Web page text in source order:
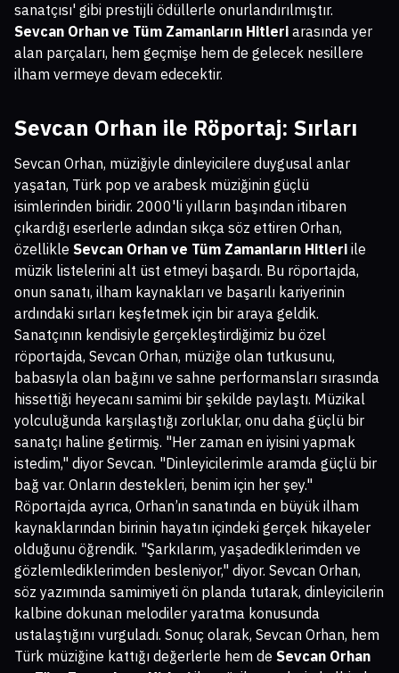
sanatçısı' gibi prestijli ödüllerle onurlandırılmıştır.
Sevcan Orhan ve Tüm Zamanların Hitleri arasında yer
alan parçaları, hem geçmişe hem de gelecek nesillere
ilham vermeye devam edecektir.
Sevcan Orhan ile Röportaj: Sırları
Sevcan Orhan, müziğiyle dinleyicilere duygusal anlar
yaşatan, Türk pop ve arabesk müziğinin güçlü
isimlerinden biridir. 2000'li yılların başından itibaren
çıkardığı eserlerle adından sıkça söz ettiren Orhan,
özellikle Sevcan Orhan ve Tüm Zamanların Hitleri ile
müzik listelerini alt üst etmeyi başardı. Bu röportajda,
onun sanatı, ilham kaynakları ve başarılı kariyerinin
ardındaki sırları keşfetmek için bir araya geldik.
Sanatçının kendisiyle gerçekleştirdiğimiz bu özel
röportajda, Sevcan Orhan, müziğe olan tutkusunu,
babasıyla olan bağını ve sahne performansları sırasında
hissettiği heyecanı samimi bir şekilde paylaştı. Müzikal
yolculuğunda karşılaştığı zorluklar, onu daha güçlü bir
sanatçı haline getirmiş. "Her zaman en iyisini yapmak
istedim," diyor Sevcan. "Dinleyicilerimle aramda güçlü bir
bağ var. Onların destekleri, benim için her şey."
Röportajda ayrıca, Orhan’ın sanatında en büyük ilham
kaynaklarından birinin hayatın içindeki gerçek hikayeler
olduğunu öğrendik. "Şarkılarım, yaşadediklerimden ve
gözlemlediklerimden besleniyor," diyor. Sevcan Orhan,
söz yazımında samimiyeti ön planda tutarak, dinleyicilerin
kalbine dokunan melodiler yaratma konusunda
ustalaştığını vurguladı. Sonuç olarak, Sevcan Orhan, hem
Türk müziğine kattığı değerlerle hem de Sevcan Orhan